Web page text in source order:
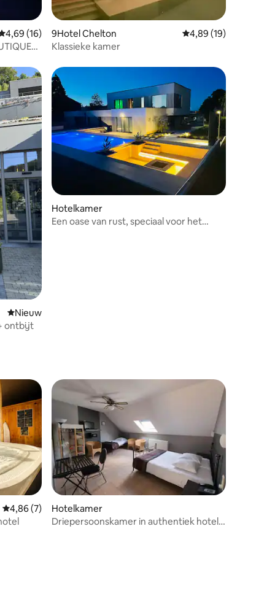
beoordeling van 4,69 uit 5, 16 recensies
4,69 (16)
9Hotel Chelton Gemiddelde
4,89 (19)
Klassieke kamer
Nieuwe accommodatie
Nieuw
ontbijt
Hotelkamer
Een oase van rust, speciaal voor het
Gemiddelde beoordeling van 4,86 uit 5, 7 recensies
4,86 (7)
Hotelkamer
Driepersoonskamer in authentiek hotel-